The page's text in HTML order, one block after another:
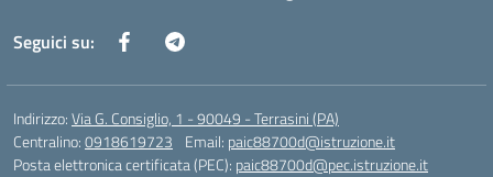
Seguici su:
Indirizzo:Via G. Consiglio, 1 - 90049 - Terrasini (PA)
Centralino:0918619723 Email: paic88700d@istruzione.it
Posta elettronica certificata (PEC): paic88700d@pec.istruzione.it